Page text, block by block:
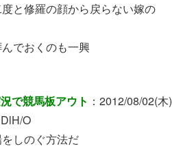
と修羅の顔から戻らない嫁の
でおくのも一興
で競馬板アウト ：2012/08/02(木)
O
しのぐ方法だ